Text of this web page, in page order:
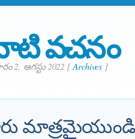
వచనం
2. ఆగస్టు 2022 [Archives ]